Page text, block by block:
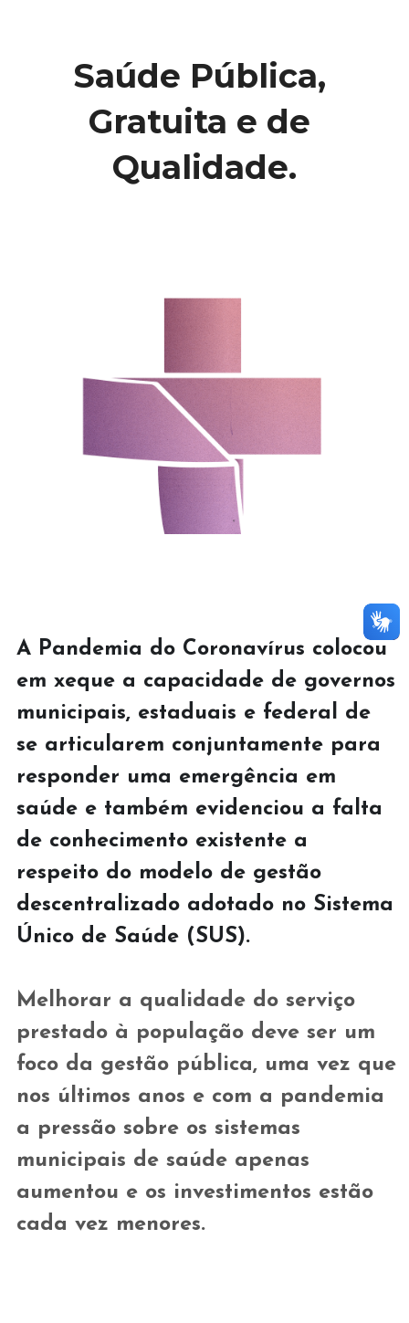
Saúde Pública,
Gratuita e de
Qualidade.
A Pandemia do Coronavírus colocou
em xeque a capacidade de governos
municipais, estaduais e federal de
se articularem conjuntamente para
responder uma emergência em
saúde e também evidenciou a falta
de conhecimento existente a
respeito do modelo de gestão
descentralizado adotado no Sistema
Único de Saúde (SUS).
Melhorar a qualidade do serviço
prestado à população deve ser um
foco da gestão pública, uma vez que
nos últimos anos e com a pandemia
a pressão sobre os sistemas
municipais de saúde apenas
aumentou e os investimentos estão
cada vez menores.